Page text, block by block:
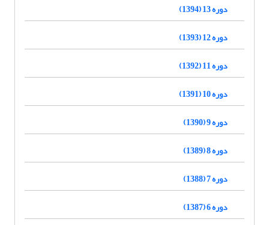
دوره 13 (1394)
دوره 12 (1393)
دوره 11 (1392)
دوره 10 (1391)
دوره 9 (1390)
دوره 8 (1389)
دوره 7 (1388)
دوره 6 (1387)